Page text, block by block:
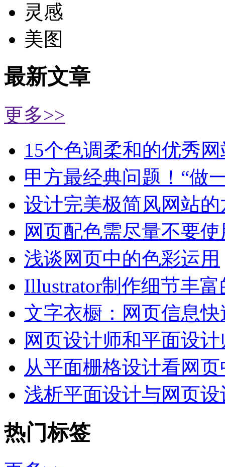
灵感
美图
最新文章
更多>>
15个色调柔和的优秀
甲方最经典问题！“做
设计完美极简风网站的
网页配色需尽量不要使
浅谈网页中的色彩运用
Illustrator制作细节丰富
文字衣橱：网页信息快
网页设计师和平面设计
从平面栅格设计看网页
浅析平面设计与网页设
热门标签